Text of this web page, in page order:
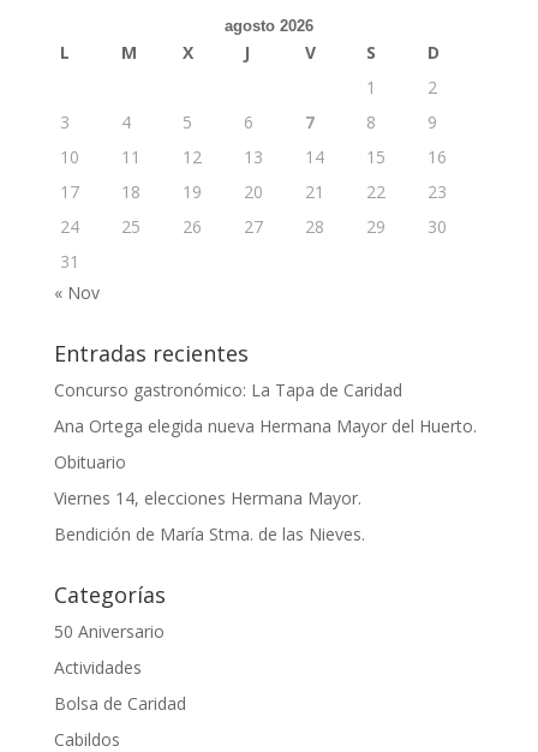
agosto 2026
L M X J V S
D
1
2
3
4 5 6 7 8
9
10
11 12 13 14 15
16
17
18 19 20 21 22
23
24
25 26 27 28 29
30
31
« Nov
Entradas recientes
Concurso gastronómico: La Tapa de Caridad
Ana Ortega elegida nueva Hermana Mayor del Huerto.
Obituario
Viernes 14, elecciones Hermana Mayor.
Bendición de María Stma. de las Nieves.
Categorías
50 Aniversario
Actividades
Bolsa de Caridad
Cabildos